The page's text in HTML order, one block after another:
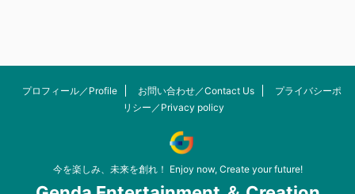
プロフィール／Profile お問い合わせ／Contact Us
プライバシーポ
リシー／Privacy policy
今を楽しみ、未来を創れ！ Enjoy now, Create your future!